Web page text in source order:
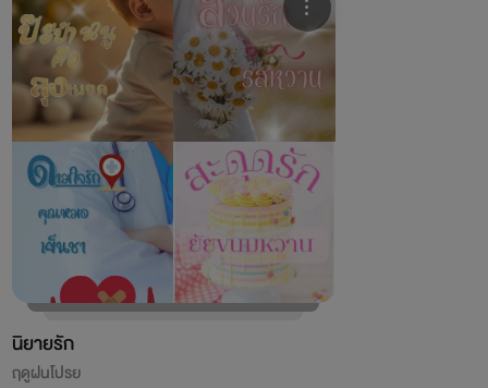
นิยายรัก
ฤดูฝนโปรย